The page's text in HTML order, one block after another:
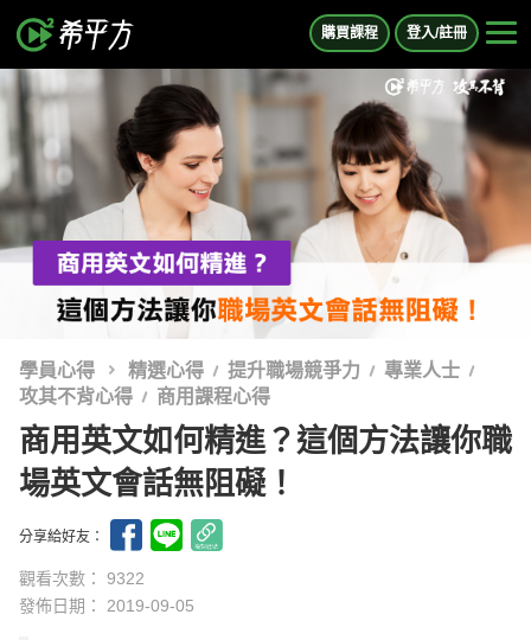
購買課程 登入/註冊
學員心得 精選心得 提升職場競爭力
專業人士
攻其不背心得
商用課程心得
商用英文如何精進？這個方法讓你職
場英文會話無阻礙！
分享給好友：
觀看次數： 9322
發佈日期： 2019-09-05